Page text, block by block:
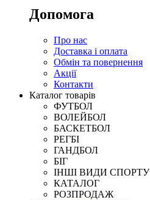
Допомога
Про нас
Доставка і оплата
Обмін та повернення
Акції
Контакти
Каталог товарів
ФУТБОЛ
ВОЛЕЙБОЛ
БАСКЕТБОЛ
РЕГБІ
ГАНДБОЛ
БІГ
ІНШІ ВИДИ СПОРТУ
КАТАЛОГ
РОЗПРОДАЖ